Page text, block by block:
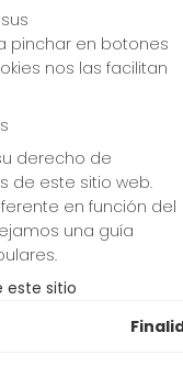
pinchar en botones
nos las facilitan
derecho de
de este sitio web.
en función del
una guía
este sitio